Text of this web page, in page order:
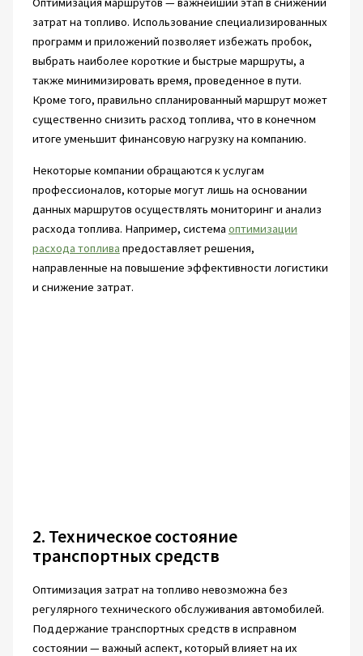
затрат на топливо. Использование специализированных
программ и приложений позволяет избежать пробок,
выбрать наиболее короткие и быстрые маршруты, а
также минимизировать время, проведенное в пути.
Кроме того, правильно спланированный маршрут может
существенно снизить расход топлива, что в конечном
итоге уменьшит финансовую нагрузку на компанию.
Некоторые компании обращаются к услугам
профессионалов, которые могут лишь на основании
данных маршрутов осуществлять мониторинг и анализ
расхода топлива. Например, система оптимизации
расхода топлива предоставляет решения,
направленные на повышение эффективности логистики
и снижение затрат.
2. Техническое состояние
транспортных средств
Оптимизация затрат на топливо невозможна без
регулярного технического обслуживания автомобилей.
Поддержание транспортных средств в исправном
состоянии — важный аспект, который влияет на их